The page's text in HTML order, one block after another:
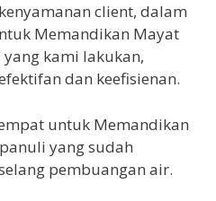
client, dalam
Memandikan Mayat
kami lakukan,
dan keefisienan.
untuk Memandikan
yang sudah
pembuangan air.